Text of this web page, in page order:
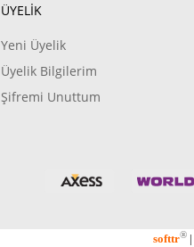
ÜYELİK
Yeni Üyelik
Üyelik Bilgilerim
Şifremi Unuttum
softtr® |